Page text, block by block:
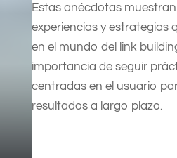
Estas anécdotas
experiencias y estrategias
en el mundo del link
importancia de seguir
centradas en el usuario
resultados a largo plazo.